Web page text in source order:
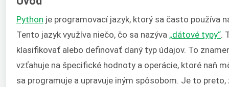
Python je programovací jazyk, ktorý sa často používa
Tento jazyk využíva niečo, čo sa nazýva „dátové typy“
klasifikovať alebo definovať daný typ údajov. To
vzťahuje na špecifické hodnoty a operácie, ktoré naň
sa programuje a upravuje iným spôsobom. Je to